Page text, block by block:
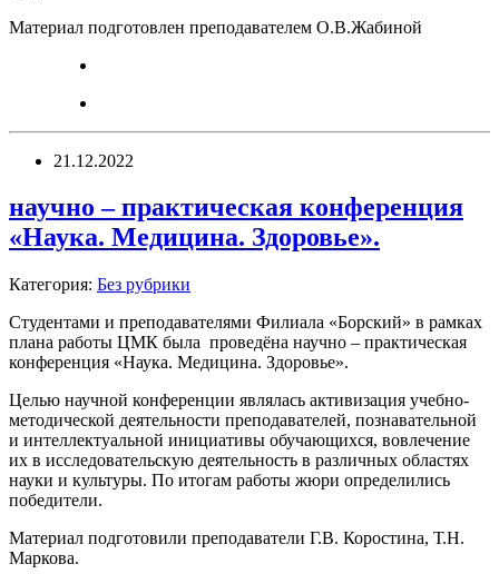
Материал подготовлен преподавателем О.В.Жабиной
21.12.2022
научно – практическая конференция
«Наука. Медицина. Здоровье».
Категория: Без рубрики
Студентами и преподавателями Филиала «Борский» в рамках
плана работы ЦМК была проведёна научно – практическая
конференция «Наука. Медицина. Здоровье».
Целью научной конференции являлась активизация учебно-
методической деятельности преподавателей, познавательной
и интеллектуальной инициативы обучающихся, вовлечение
их в исследовательскую деятельность в различных областях
науки и культуры. По итогам работы жюри определились
победители.
Материал подготовили преподаватели Г.В. Коростина, Т.Н.
Маркова.